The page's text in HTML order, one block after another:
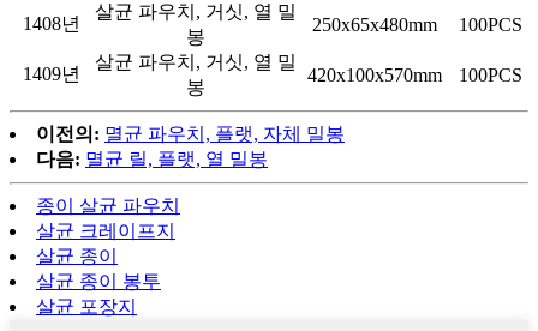
1408년
살균 파우치, 거싯, 열 밀
봉
250x65x480mm 100PCS
1409년
살균 파우치, 거싯, 열 밀
봉
420x100x570mm 100PCS
이전의: 멸균 파우치, 플랫, 자체 밀봉
다음: 멸균 릴, 플랫, 열 밀봉
종이 살균 파우치
살균 크레이프지
살균 종이
살균 종이 봉투
살균 포장지